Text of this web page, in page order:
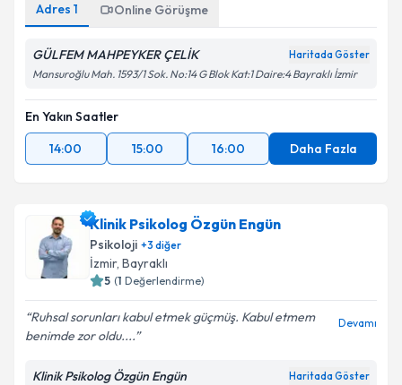
Adres 1 Online Görüşme
GÜLFEM MAHPEYKER ÇELİK Haritada Göster
Mansuroğlu Mah. 1593/1 Sok. No:14 G Blok Kat:1 Daire:4 Bayraklı İzmir
En Yakın Saatler
14:00
15:00 16:00 Daha Fazla
Klinik Psikolog Özgün Engün
Psikoloji +3 diğer
İzmir, Bayraklı
5 (1 Değerlendirme)
Ruhsal sorunları kabul etmek güçmüş. Kabul etmem
benimde zor oldu....
Devamı
Klinik Psikolog Özgün Engün Haritada Göster